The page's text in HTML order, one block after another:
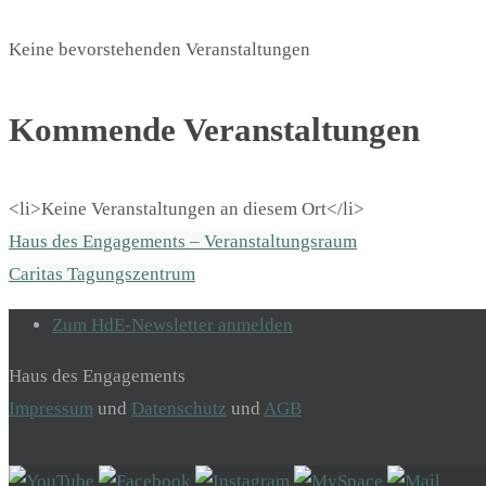
Keine bevorstehenden Veranstaltungen
Kommende Veranstaltungen
<li>Keine Veranstaltungen an diesem Ort</li>
Haus des Engagements – Veranstaltungsraum
Caritas Tagungszentrum
Zum HdE-Newsletter anmelden
Haus des Engagements
Impressum und Datenschutz und AGB